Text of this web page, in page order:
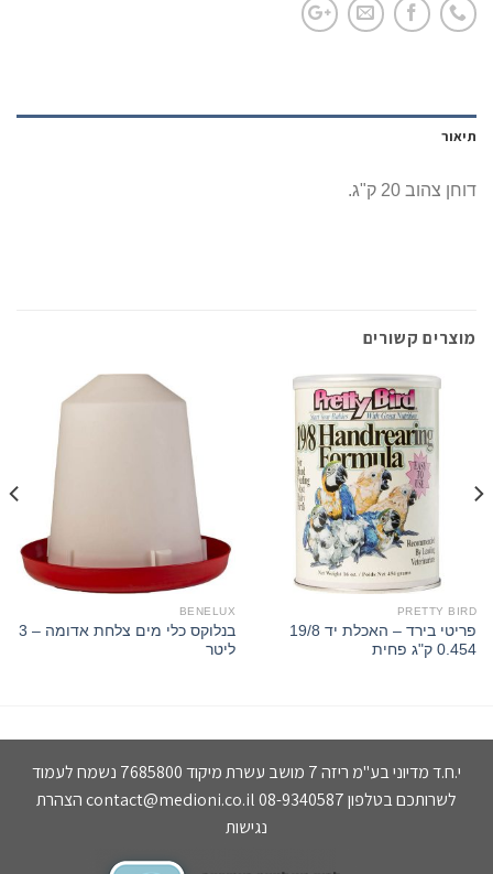
תיאור
דוחן צהוב 20 ק"ג.
מוצרים קשורים
PRETTY BIRD
פריטי בירד – האכלת יד 19/8
0.454 ק"ג פחית
BENELUX
בנלוקס כלי מים צלחת אדומה – 3
ליטר
י.ח.ד מדיוני בע"מ ריזה 7 מושב עשרת מיקוד 7685800 נשמח לעמוד
לשרותכם בטלפון 08-9340587
contact@medioni.co.il הצהרת
נגישות